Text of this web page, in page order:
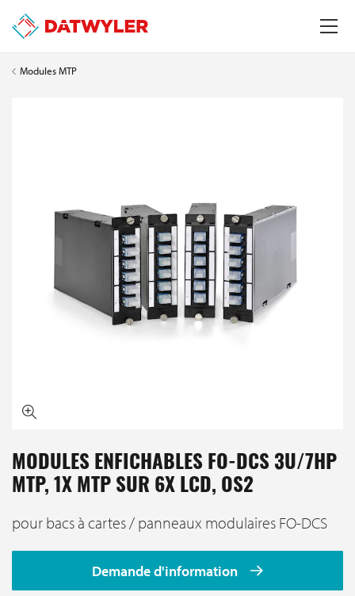
Modules MTP
MODULES ENFICHABLES FO-DCS 3U/7HP
MTP, 1X MTP SUR 6X LCD, OS2
pour bacs à cartes / panneaux modulaires FO-DCS
Demande d'information